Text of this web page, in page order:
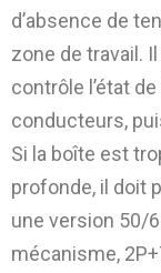
d’absence de
zone de travail.
contrôle l’état de
conducteurs,
Si la boîte est
profonde, il doit
une version 50/
mécanisme,